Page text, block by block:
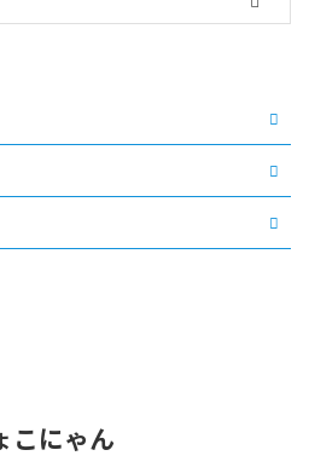
こにゃん